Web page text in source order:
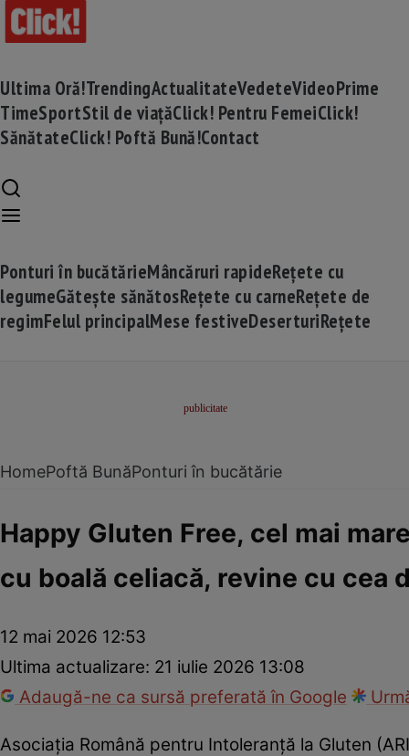
Ultima Oră!TrendingActualitateVedeteVideoPrime
TimeSportStil de viațăClick! Pentru FemeiClick!
SănătateClick! Poftă Bună!Contact
Ponturi în bucătărieMâncăruri rapideRețete cu
legumeGătește sănătosRețete cu carneRețete de
regimFelul principalMese festiveDeserturiRețete
HomePoftă BunăPonturi în bucătărie
Happy Gluten Free, cel mai
cu boală celiacă, revine cu cea
12 mai 2026 12:53
Ultima actualizare: 21 iulie 2026 13:08
Adaugă-ne ca sursă preferată în Google
Asociația Română pentru Intoleranță la Gluten